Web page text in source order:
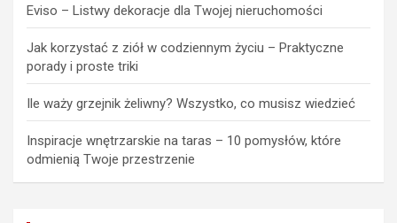
Eviso – Listwy dekoracje dla Twojej nieruchomości
Jak korzystać z ziół w codziennym życiu – Praktyczne
porady i proste triki
Ile waży grzejnik żeliwny? Wszystko, co musisz wiedzieć
Inspiracje wnętrzarskie na taras – 10 pomysłów, które
odmienią Twoje przestrzenie